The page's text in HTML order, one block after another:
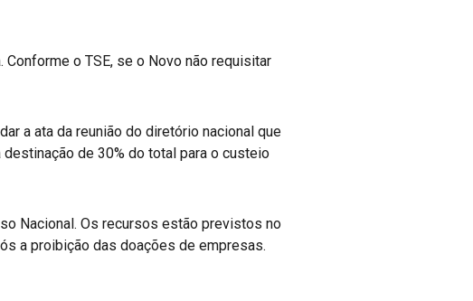
o TSE, se o Novo não requisitar
a ata da reunião do diretório nacional que
de 30% do total para o custeio
Nacional. Os recursos estão previstos no
a proibição das doações de empresas.